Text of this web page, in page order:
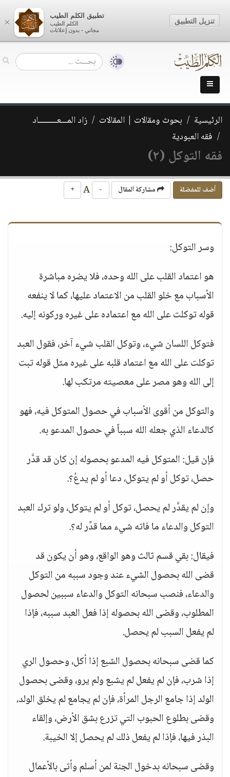
الرئيسية بحوث ومقالات | المقالات
زاد المـــعـــــــــاد
فقه العبودية
فقه التوكل (٢)
أضف للمفضلة مشاركة المقال -
+
وسر التوكل:
هو اعتماد القلب على الله وحده، فلا يضره مباشرة
الأسباب مع خلو القلب من الاعتماد عليها، كما لا ينفعه
قوله توكلت على الله مع اعتماده على غيره وركونه إليه.
فتوكل اللسان شيء، وتوكل القلب شيء آخر، فقول العبد
توكلت على الله مع اعتماد قلبه على غيره مثل قوله تبت
إلى الله وهو مصر على معصيته مرتكب لها.
والتوكل من أقوى الأسباب في حصول المتوكل فيه، فهو
كالدعاء الذي جعله الله سبباً في حصول المدعو به.
فإن قيل: المتوكل فيه المدعو بحصوله إن كان قد قدَّر
حصل، توكل أو لم يتوكل، دعا أو لم يدعُ؟.
وإن لم يقدَّر لم يحصل، توكل أو لم يتوكل، ولو ترك العبد
التوكل والدعاء ما فاته شيء مما قدِّر له؟.
فيقال: بقي قسم ثالث وهو الواقع، وهو أن يكون قد
قضى الله بحصول الشيء عند وجود سببه من التوكل
والدعاء، فنصب سبحانه التوكل والدعاء سببين لحصول
المطلوب، وقضى الله بحصوله إذا فعل العبد سببه، فإذا
لم يفعل السبب لم يحصل.
كما قضى سبحانه بحصول الشبع إذا أكل، وحصول الري
إذا شرب، فإن لم يفعل لم يشبع ولم يرو، وقضى بحصول
الولد إذا جامع الرجل المرأة، فإن لم يجامع لم يخلق الولد،
وقضى بطلوع الحبوب التي تزرع بشق الأرض، وإلقاء
البذر فيها، فإذا لم يفعل ذلك لم يحصل إلا الخيبة.
وقضى سبحانه بدخول الجنة لمن أسلم وأتى بالأعمال
×
تطبيق الكلم الطيب
الكلم الطيب
مجاني - بدون إعلانات
تنزيل التطبيق